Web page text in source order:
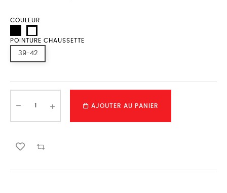
COULEUR
POINTURE CHAUSSETTE
39-42
AJOUTER AU PANIER